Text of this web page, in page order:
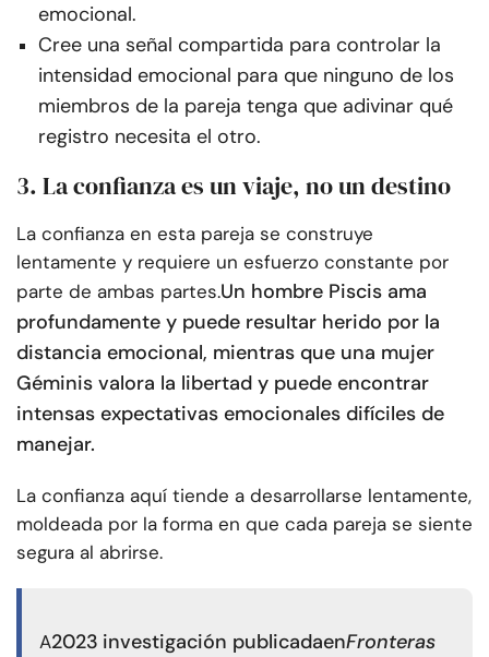
emocional.
Cree una señal compartida para controlar la
intensidad emocional para que ninguno de los
miembros de la pareja tenga que adivinar qué
registro necesita el otro.
3. La confianza es un viaje, no un destino
La confianza en esta pareja se construye
lentamente y requiere un esfuerzo constante por
parte de ambas partes.Un hombre Piscis ama
profundamente y puede resultar herido por la
distancia emocional, mientras que una mujer
Géminis valora la libertad y puede encontrar
intensas expectativas emocionales difíciles de
manejar.
La confianza aquí tiende a desarrollarse lentamente,
moldeada por la forma en que cada pareja se siente
segura al abrirse.
A2023 investigación publicadaenFronteras